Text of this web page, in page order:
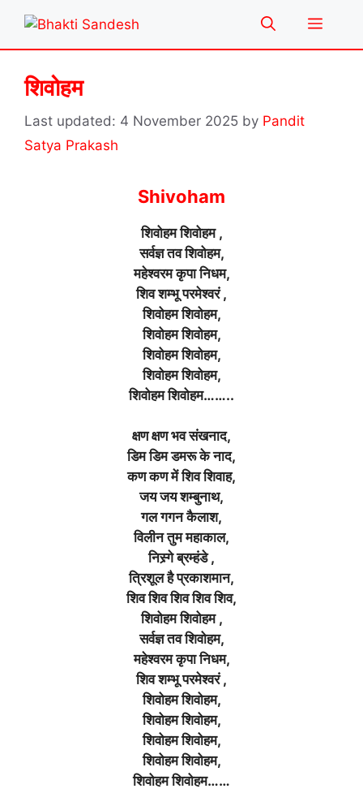
content
Menu
शिवोहम
4 November 2025 by Pandit
Satya Prakash
Shivoham
शिवोहम शिवोहम ,
सर्वज्ञ तव शिवोहम,
महेश्वरम कृपा निधम,
शिव शम्भू परमेश्वरं ,
शिवोहम शिवोहम,
शिवोहम शिवोहम,
शिवोहम शिवोहम,
शिवोहम शिवोहम,
शिवोहम शिवोहम……..
क्षण क्षण भव संखनाद,
डिम डिम डमरू के नाद,
कण कण में शिव शिवाह,
जय जय शम्बुनाथ,
गल गगन कैलाश,
विलीन तुम महाकाल,
निस्र्गे ब्रम्हंडे ,
त्रिशूल है प्रकाशमान,
शिव शिव शिव शिव शिव,
शिवोहम शिवोहम ,
सर्वज्ञ तव शिवोहम,
महेश्वरम कृपा निधम,
शिव शम्भू परमेश्वरं ,
शिवोहम शिवोहम,
शिवोहम शिवोहम,
शिवोहम शिवोहम,
शिवोहम शिवोहम,
शिवोहम शिवोहम……